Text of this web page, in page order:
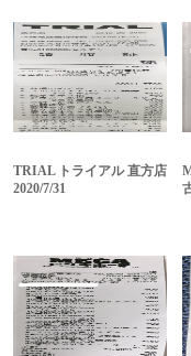
TRIAL トライアル 直方店
2020/7/31